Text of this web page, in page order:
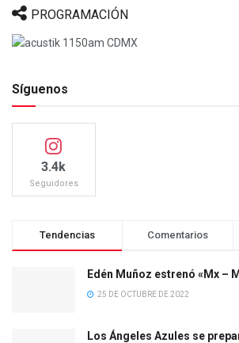
PROGRAMACIÓN
Síguenos
3.4k
Seguidores
Tendencias Comentarios
Edén Muñoz estrenó «Mx –
25 DE OCTUBRE DE 2022
Los Ángeles Azules se